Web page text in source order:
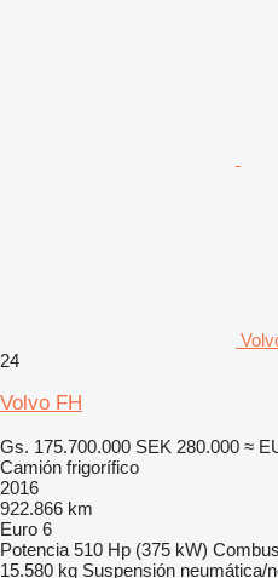
24
Volvo FH
Gs. 175.700.000 SEK 280.000 ≈
Camión frigorífico
2016
922.866 km
Euro 6
Potencia 510 Hp (375 kW)
15.580 kg Suspensión neumática/